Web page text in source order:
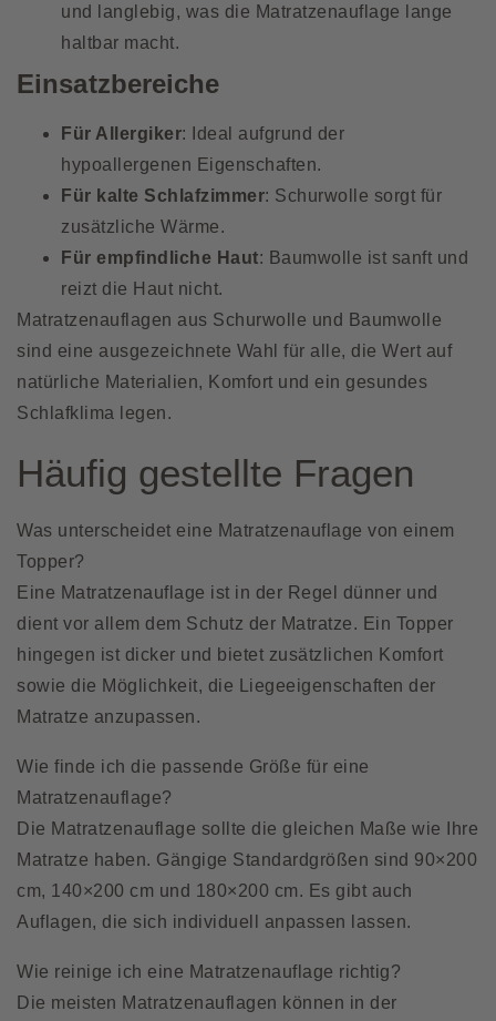
und langlebig, was die Matratzenauflage lange
haltbar macht.
Einsatzbereiche
Für Allergiker: Ideal aufgrund der
hypoallergenen Eigenschaften.
Für kalte Schlafzimmer: Schurwolle sorgt für
zusätzliche Wärme.
Für empfindliche Haut: Baumwolle ist sanft und
reizt die Haut nicht.
Matratzenauflagen aus Schurwolle und Baumwolle
sind eine ausgezeichnete Wahl für alle, die Wert auf
natürliche Materialien, Komfort und ein gesundes
Schlafklima legen.
Häufig gestellte Fragen
Was unterscheidet eine Matratzenauflage von einem
Topper?
Eine Matratzenauflage ist in der Regel dünner und
dient vor allem dem Schutz der Matratze. Ein Topper
hingegen ist dicker und bietet zusätzlichen Komfort
sowie die Möglichkeit, die Liegeeigenschaften der
Matratze anzupassen.
Wie finde ich die passende Größe für eine
Matratzenauflage?
Die Matratzenauflage sollte die gleichen Maße wie Ihre
Matratze haben. Gängige Standardgrößen sind 90×200
cm, 140×200 cm und 180×200 cm. Es gibt auch
Auflagen, die sich individuell anpassen lassen.
Wie reinige ich eine Matratzenauflage richtig?
Die meisten Matratzenauflagen können in der